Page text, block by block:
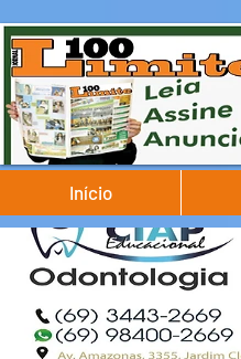
Início